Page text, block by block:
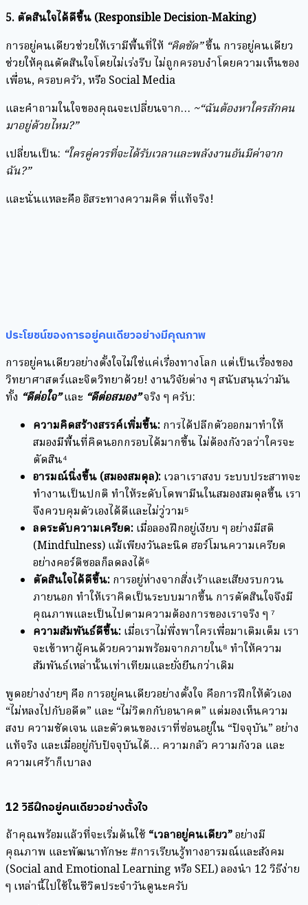
5.ตัดสินใจได้ดีขึ้น (Responsible Decision-Making)
การอยู่คนเดียวช่วยให้เรามีพื้นที่ให้ “คิดชัด”ขึ้น การอยู่คนเดียว
ช่วยให้คุณตัดสินใจโดยไม่เร่งรีบ ไม่ถูกครอบงำโดยความเห็นของ
เพื่อน, ครอบครัว, หรือ Social Media
และคำถามในใจของคุณจะเปลี่ยนจาก… ~“ฉันต้องหาใครสักคน
มาอยู่ด้วยไหม?”
เปลี่ยนเป็น: “ใครคู่ควรที่จะได้รับเวลาและพลังงานอันมีค่าจาก
ฉัน?”
และนั่นแหละคือ อิสระทางความคิด ที่แท้จริง!
ประโยชน์ของการอยู่คนเดียวอย่างมีคุณภาพ
การอยู่คนเดียวอย่างตั้งใจไม่ใช่แค่เรื่องทางโลก แต่เป็นเรื่องของ
วิทยาศาสตร์และจิตวิทยาด้วย! งานวิจัยต่าง ๆ สนับสนุนว่ามัน
ทั้ง “ดีต่อใจ”และ “ดีต่อสมอง”จริง ๆ ครับ:
ความคิดสร้างสรรค์เพิ่มขึ้น:การได้ปลีกตัวออกมาทำให้
สมองมีพื้นที่คิดนอกกรอบได้มากขึ้น ไม่ต้องกังวลว่าใครจะ
ตัดสิน⁴
อารมณ์นิ่งขึ้น (สมองสมดุล):เวลาเราสงบ ระบบประสาทจะ
ทำงานเป็นปกติ ทำให้ระดับโดพามีนในสมองสมดุลขึ้น เรา
จึงควบคุมตัวเองได้ดีและไม่วู่วาม⁵
ลดระดับความเครียด:เมื่อลองฝึกอยู่เงียบ ๆ อย่างมีสติ
(Mindfulness) แม้เพียงวันละนิด ฮอร์โมนความเครียด
อย่างคอร์ติซอลก็ลดลงได้⁶
ตัดสินใจได้ดีขึ้น:การอยู่ห่างจากสิ่งเร้าและเสียงรบกวน
ภายนอก ทำให้เราคิดเป็นระบบมากขึ้น การตัดสินใจจึงมี
คุณภาพและเป็นไปตามความต้องการของเราจริง ๆ ⁷
ความสัมพันธ์ดีขึ้น:เมื่อเราไม่พึ่งพาใครเพื่อมาเติมเต็ม เรา
จะเข้าหาผู้คนด้วยความพร้อมจากภายใน⁸ ทำให้ความ
สัมพันธ์เหล่านั้นเท่าเทียมและยั่งยืนกว่าเดิม
พูดอย่างง่ายๆ คือ การอยู่คนเดียวอย่างตั้งใจ คือการฝึกให้ตัวเอง
“ไม่หลงไปกับอดีต” และ “ไม่วิตกกับอนาคต” แต่มองเห็นความ
สงบ ความชัดเจน และตัวตนของเราที่ซ่อนอยู่ใน “ปัจจุบัน” อย่าง
แท้จริง และเมื่ออยู่กับปัจจุบันได้… ความกลัว ความกังวล และ
ความเศร้าก็เบาลง
12 วิธีฝึกอยู่คนเดียวอย่างตั้งใจ
ถ้าคุณพร้อมแล้วที่จะเริ่มต้นใช้“เวลาอยู่คนเดียว”อย่างมี
คุณภาพ และพัฒนาทักษะ #การเรียนรู้ทางอารมณ์และสังคม
(Social and Emotional Learning หรือ SEL) ลองนำ 12 วิธีง่าย
ๆ เหล่านี้ไปใช้ในชีวิตประจำวันดูนะครับ